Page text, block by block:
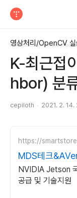
영상처리/OpenCV 실
K-최근접
hbor) 분
cepiloth 2021. 2. 14.
https://
MDS테크
이벤트
NVIDIA Jetson
공급 및 기술지원